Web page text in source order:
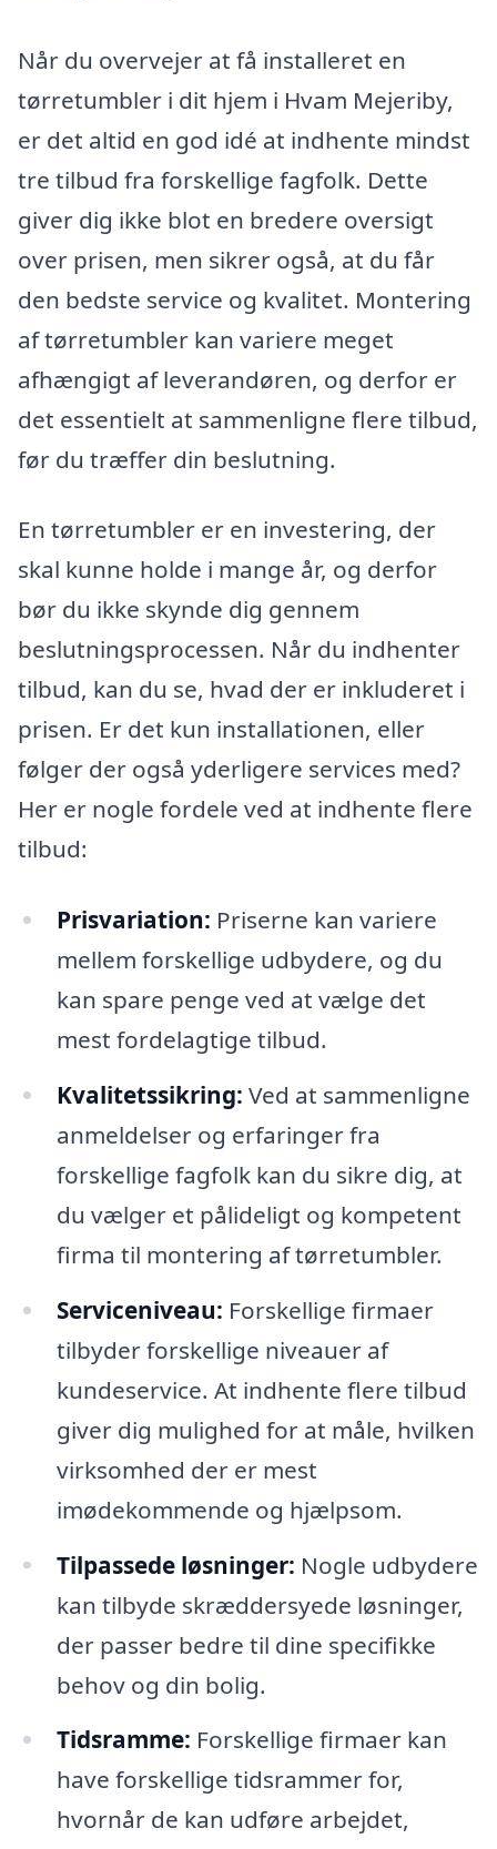
Når du overvejer at få installeret en
tørretumbler i dit hjem i Hvam Mejeriby,
er det altid en god idé at indhente mindst
tre tilbud fra forskellige fagfolk. Dette
giver dig ikke blot en bredere oversigt
over prisen, men sikrer også, at du får
den bedste service og kvalitet. Montering
af tørretumbler kan variere meget
afhængigt af leverandøren, og derfor er
det essentielt at sammenligne flere tilbud,
før du træffer din beslutning.
En tørretumbler er en investering, der
skal kunne holde i mange år, og derfor
bør du ikke skynde dig gennem
beslutningsprocessen. Når du indhenter
tilbud, kan du se, hvad der er inkluderet i
prisen. Er det kun installationen, eller
følger der også yderligere services med?
Her er nogle fordele ved at indhente flere
tilbud:
Prisvariation: Priserne kan variere
mellem forskellige udbydere, og du
kan spare penge ved at vælge det
mest fordelagtige tilbud.
Kvalitetssikring: Ved at sammenligne
anmeldelser og erfaringer fra
forskellige fagfolk kan du sikre dig, at
du vælger et pålideligt og kompetent
firma til montering af tørretumbler.
Serviceniveau: Forskellige firmaer
tilbyder forskellige niveauer af
kundeservice. At indhente flere tilbud
giver dig mulighed for at måle, hvilken
virksomhed der er mest
imødekommende og hjælpsom.
Tilpassede løsninger: Nogle udbydere
kan tilbyde skræddersyede løsninger,
der passer bedre til dine specifikke
behov og din bolig.
Tidsramme: Forskellige firmaer kan
have forskellige tidsrammer for,
hvornår de kan udføre arbejdet,